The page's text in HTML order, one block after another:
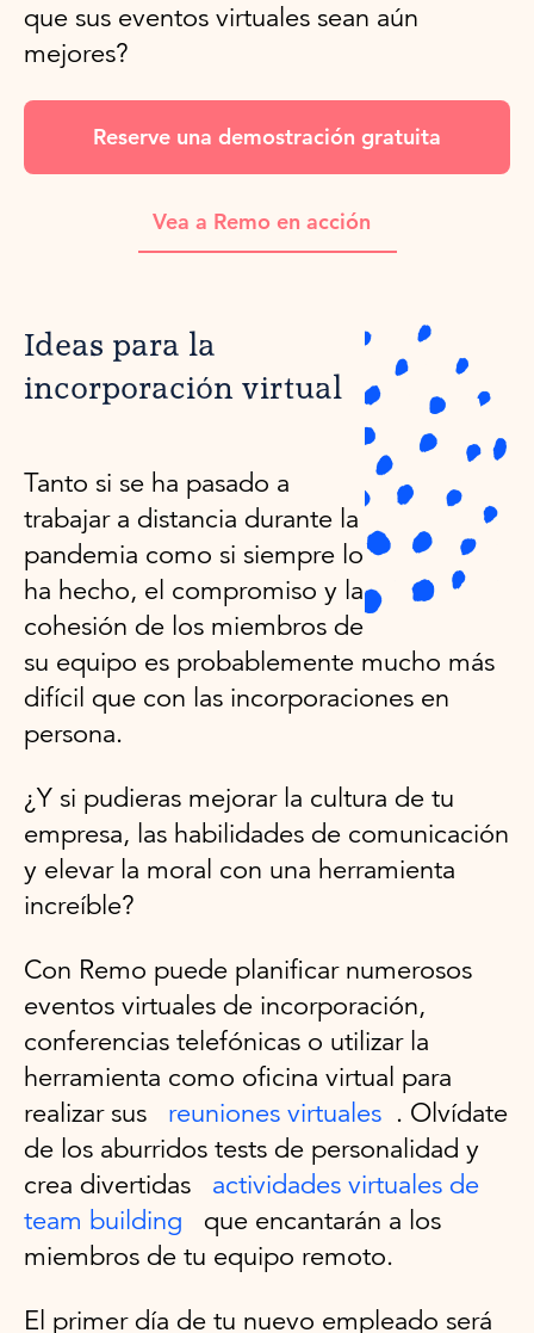
que sus eventos virtuales sean aún
mejores?
Reserve una demostración gratuita
Vea a Remo en acción
Ideas para la
incorporación virtual
Tanto si se ha pasado a
trabajar a distancia durante la
pandemia como si siempre lo
ha hecho, el compromiso y la
cohesión de los miembros de
su equipo es probablemente mucho más
difícil que con las incorporaciones en
persona.
¿Y si pudieras mejorar la cultura de tu
empresa, las habilidades de comunicación
y elevar la moral con una herramienta
increíble?
Con Remo puede planificar numerosos
eventos virtuales de incorporación,
conferencias telefónicas o utilizar la
herramienta como oficina virtual para
realizar sus
reuniones virtuales . Olvídate
de los aburridos tests de personalidad y
crea divertidas
actividades virtuales de
team building
que encantarán a los
miembros de tu equipo remoto.
El primer día de tu nuevo empleado será